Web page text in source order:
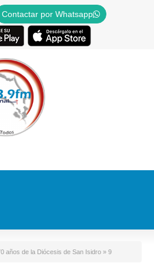
Contactar por Whatsapp
años de la Diócesis de San Isidro » 9